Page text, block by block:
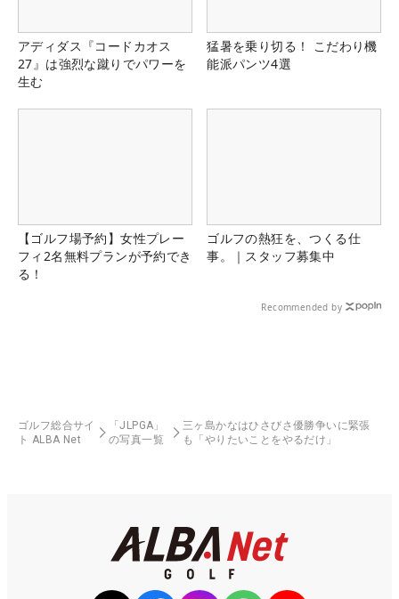
アディダス『コードカオス
27』は強烈な蹴りでパワーを
生む
猛暑を乗り切る！ こだわり機
能派パンツ4選
【ゴルフ場予約】女性プレー
フィ2名無料プランが予約でき
る！
ゴルフの熱狂を、つくる仕
事。｜スタッフ募集中
Recommended by
ゴルフ総合サイ
ト ALBA Net
「JLPGA」
の写真一覧
三ヶ島かなはひさびさ優勝争いに緊張
も「やりたいことをやるだけ」